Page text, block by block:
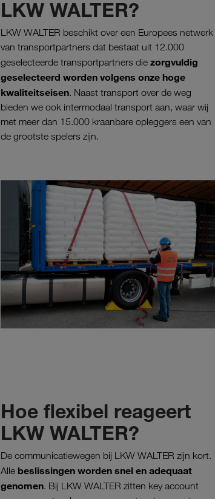
LKW WALTER?
LKW WALTER beschikt over een Europees netwerk
van transportpartners dat bestaat uit 12.000
geselecteerde transportpartners die zorgvuldig
geselecteerd worden volgens onze hoge
kwaliteitseisen. Naast transport over de weg
bieden we ook intermodaal transport aan, waar wij
met meer dan 15.000 kraanbare opleggers een van
de grootste spelers zijn.
Hoe flexibel reageert
LKW WALTER?
De communicatiewegen bij LKW WALTER zijn kort.
Alle beslissingen worden snel en adequaat
genomen. Bij LKW WALTER zitten key account